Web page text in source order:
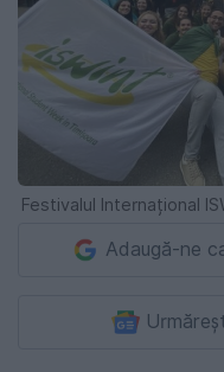
Festivalul Internațional
Adaugă-ne